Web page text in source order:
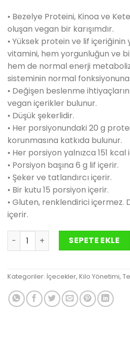
• Bezelye Proteini, Kinoa ve
oluşan vegan bir karışımdır.
• Yüksek protein ve lif içeriğinin
vitamini, hem yorgunluğun ve
hem de normal enerji
sisteminin normal
• Değişen beslenme
vegan içerikler bulunur.
• Düşük şekerlidir.
• Her porsiyonundaki 20 g
korunmasına katkıda bulunur.
• Her porsiyon yalnızca 151 kcal
• Porsiyon başına 6 g lif içerir.
• Şeker ve tatlandırcı içerir.
• Bir kutu 15 porsiyon içerir.
• Gluten, renklendirici
içerir.
TRI BLEND SELECT MUZ AROMALI
SEPETE EKLE
Kategoriler: İçecekler, Kilo Yönetimi,